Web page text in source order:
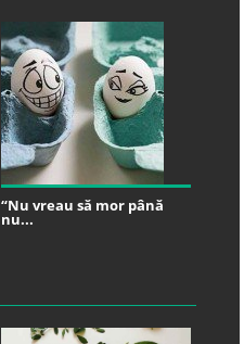
“Nu vreau să mor până
nu...